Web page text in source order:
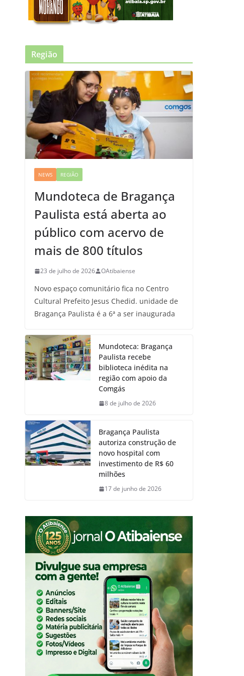
Região
NEWS REGIÃO
Mundoteca de Bragança
Paulista está aberta ao
público com acervo de
mais de 800 títulos
23 de julho de 2026 OAtibaiense
Novo espaço comunitário fica no Centro
Cultural Prefeito Jesus Chedid. unidade de
Bragança Paulista é a 6ª a ser inaugurada
Mundoteca: Bragança
Paulista recebe
biblioteca inédita na
região com apoio da
Comgás
8 de julho de 2026
Bragança Paulista
autoriza construção de
novo hospital com
investimento de R$ 60
milhões
17 de junho de 2026